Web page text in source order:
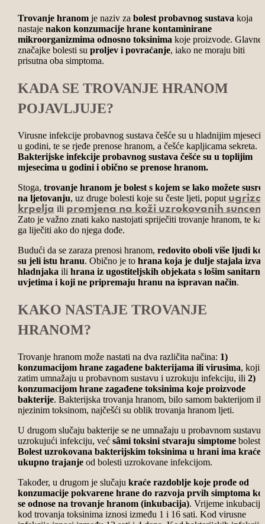
Trovanje hranomje naziv za bolest probavnog sustava koja
nastaje nakon konzumacije hrane kontaminirane
mikroorganizmima odnosno toksinima koje proizvode. Glavne
značajke bolesti su proljev i povraćanje, iako ne moraju biti
prisutna oba simptoma.
KADA SE TROVANJE HRANOM
POJAVLJUJE?
Virusne infekcije probavnog sustava češće su u hladnijim
u godini, te se rjeđe prenose hranom, a češće kapljicama sekreta.
Bakterijske infekcije probavnog sustava češće su u toplijim
mjesecima u godini i obično se prenose hranom.
Stoga, trovanje hranom je bolest s kojem se lako možete
na ljetovanju, uz druge bolesti koje su česte ljeti, poput ugriza
krpelja ili promjena na koži uzrokovanih suncem
Zato je važno znati kako nastojati spriječiti trovanje hranom, te
ga liječiti ako do njega dođe.
Budući da se zaraza prenosi hranom, redovito oboli više ljudi
su jeli istu hranu. Obično je to hrana koja je dulje stajala
hladnjaka ili hrana iz ugostiteljskih objekata s lošim
uvjetima i koji ne pripremaju hranu na ispravan način.
KAKO NASTAJE TROVANJE
HRANOM?
Trovanje hranom može nastati na dva različita načina: 1)
konzumacijom hrane zagađene bakterijama ili virusima, koji
zatim umnažaju u probavnom sustavu i uzrokuju infekciju, ili 2)
konzumacijom hrane zagađene toksinima koje proizvode
bakterije. Bakterijska trovanja hranom, bilo samom bakterijom ili
njezinim toksinom, najčešći su oblik trovanja hranom ljeti.
U drugom slučaju bakterije se ne umnažaju u probavnom sustavu
uzrokujući infekciju, već sâmi toksini stvaraju simptomebolesti.
Bolest uzrokovana bakterijskim toksinima u hrani ima kraće
ukupno trajanjeod bolesti uzrokovane infekcijom.
Također, u drugom je slučaju kraće razdoblje koje prođe od
konzumacije pokvarene hrane do razvoja prvih simptoma
se odnose na trovanje hranom (inkubacija). Vrijeme inkubacije
kod trovanja toksinima iznosi između 1 i 16 sati. Kod virusne